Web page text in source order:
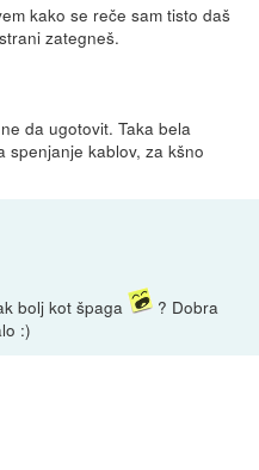
kako se reče sam tisto daš
zategneš.
da ugotovit. Taka bela
spenjanje kablov, za kšno
bolj kot špaga
? Dobra
:)